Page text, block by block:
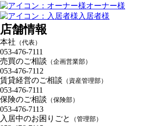
オーナー様
入居者様
店舗情報
本社 （代表）
053-476-7111
売買のご相談 （企画営業部）
053-476-7112
賃貸経営のご相談 （資産管理部）
053-476-7111
保険のご相談 （保険部）
053-476-7113
入居中のお困りごと
（管理部）